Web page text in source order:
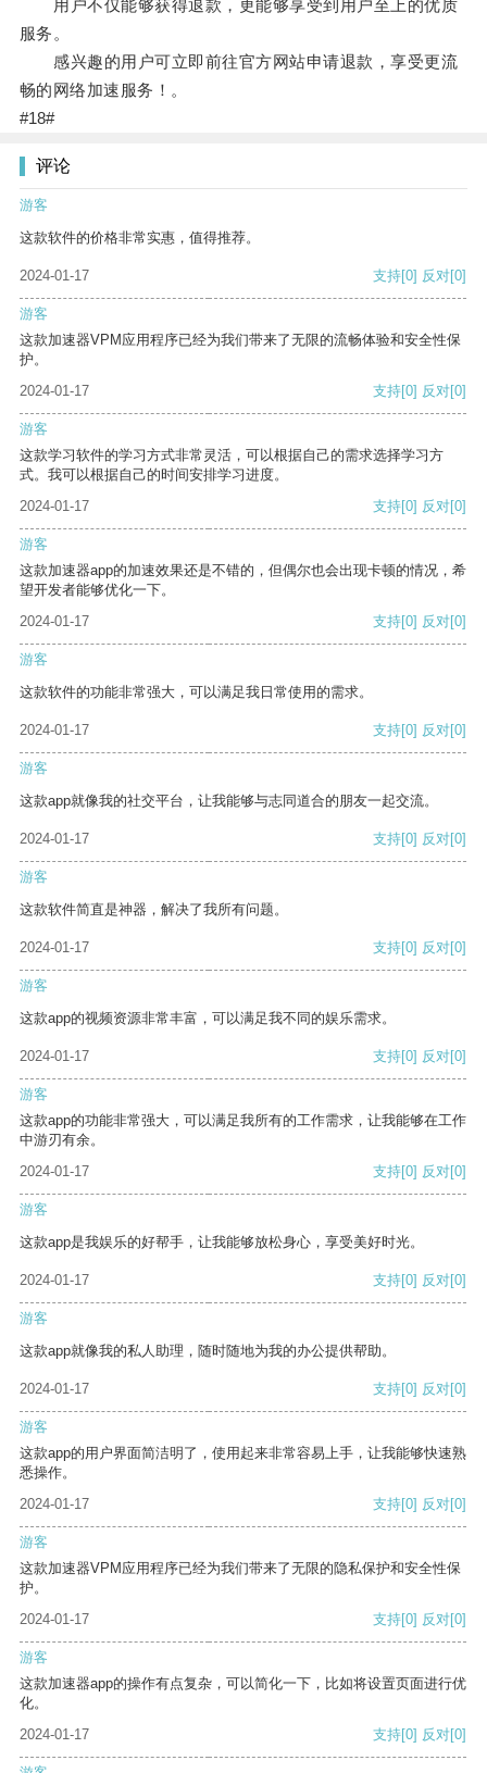
用户不仅能够获得退款，更能够享受到用户至上的优质
服务。
感兴趣的用户可立即前往官方网站申请退款，享受更流
畅的网络加速服务！。
#18#
评论
游客
这款软件的价格非常实惠，值得推荐。
2024-01-17 支持[0] 反对[0]
游客
这款加速器VPM应用程序已经为我们带来了无限的流畅体验和安全性保
护。
2024-01-17
支持[0] 反对[0]
游客
这款学习软件的学习方式非常灵活，可以根据自己的需求选择学习方
式。我可以根据自己的时间安排学习进度。
2024-01-17
支持[0] 反对[0]
游客
这款加速器app的加速效果还是不错的，但偶尔也会出现卡顿的情况，希
望开发者能够优化一下。
2024-01-17
支持[0] 反对[0]
游客
这款软件的功能非常强大，可以满足我日常使用的需求。
2024-01-17 支持[0] 反对[0]
游客
这款app就像我的社交平台，让我能够与志同道合的朋友一起交流。
2024-01-17 支持[0] 反对[0]
游客
这款软件简直是神器，解决了我所有问题。
2024-01-17 支持[0] 反对[0]
游客
这款app的视频资源非常丰富，可以满足我不同的娱乐需求。
2024-01-17 支持[0] 反对[0]
游客
这款app的功能非常强大，可以满足我所有的工作需求，让我能够在工作
中游刃有余。
2024-01-17
支持[0] 反对[0]
游客
这款app是我娱乐的好帮手，让我能够放松身心，享受美好时光。
2024-01-17 支持[0] 反对[0]
游客
这款app就像我的私人助理，随时随地为我的办公提供帮助。
2024-01-17 支持[0] 反对[0]
游客
这款app的用户界面简洁明了，使用起来非常容易上手，让我能够快速熟
悉操作。
2024-01-17
支持[0] 反对[0]
游客
这款加速器VPM应用程序已经为我们带来了无限的隐私保护和安全性保
护。
2024-01-17
支持[0] 反对[0]
游客
这款加速器app的操作有点复杂，可以简化一下，比如将设置页面进行优
化。
2024-01-17
支持[0] 反对[0]